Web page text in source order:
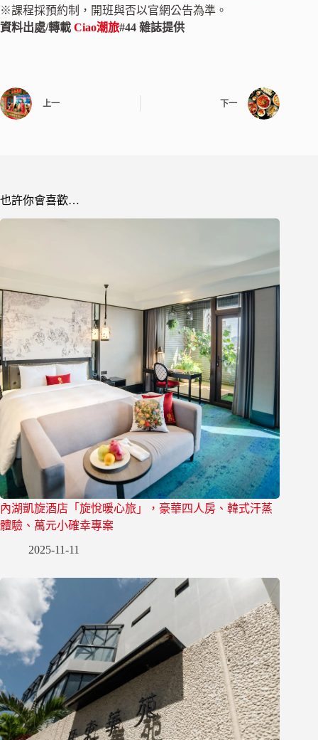
※課程採預約制，開班與否以官網公告為準。
資料出處/轉載 Ciao潮旅#44 雜誌提供
上一 下一
也許你會喜歡…
內湖凱旋酒店「旋悅暖心旅」，豪華四人房、韓式汗蒸
體驗、萬元小確幸專案
2025-11-11